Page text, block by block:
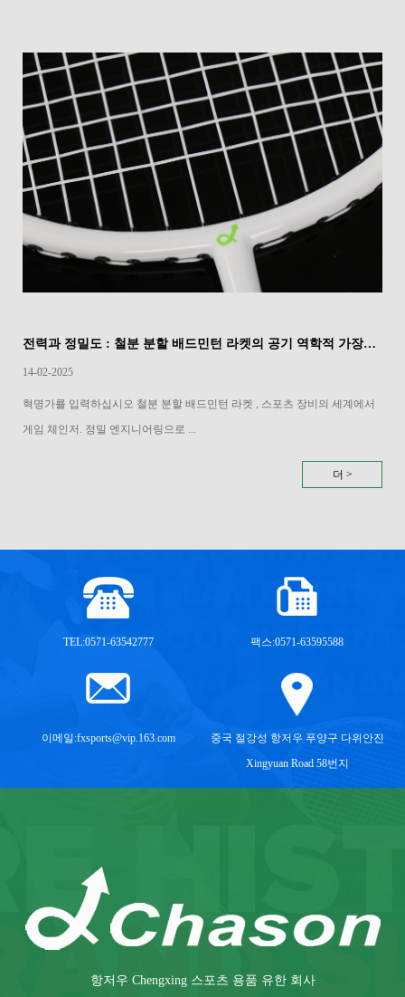
전력과 정밀도 : 철분 분할 배드민턴 라켓의 공기 역학적 가장자리
14-02-2025
혁명가를 입력하십시오 철분 분할 배드민턴 라켓 , 스포츠 장비의 세계에서
게임 체인저. 정밀 엔지니어링으로 ...
더 >
TEL:0571-63542777 팩스:0571-63595588
이메일:fxsports@vip.163.com
중국 절강성 항저우 푸양구 다위안진
Xingyuan Road 58번지
항저우 Chengxing 스포츠 용품 유한 회사